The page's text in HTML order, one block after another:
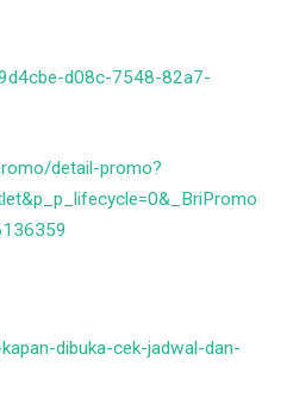
d08c-7548-82a7-
detail-promo?
dibuka-cek-jadwal-dan-